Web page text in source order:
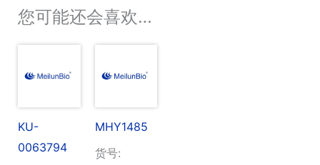
您可能还会喜欢…
KU-
0063794
MHY1485
货号: